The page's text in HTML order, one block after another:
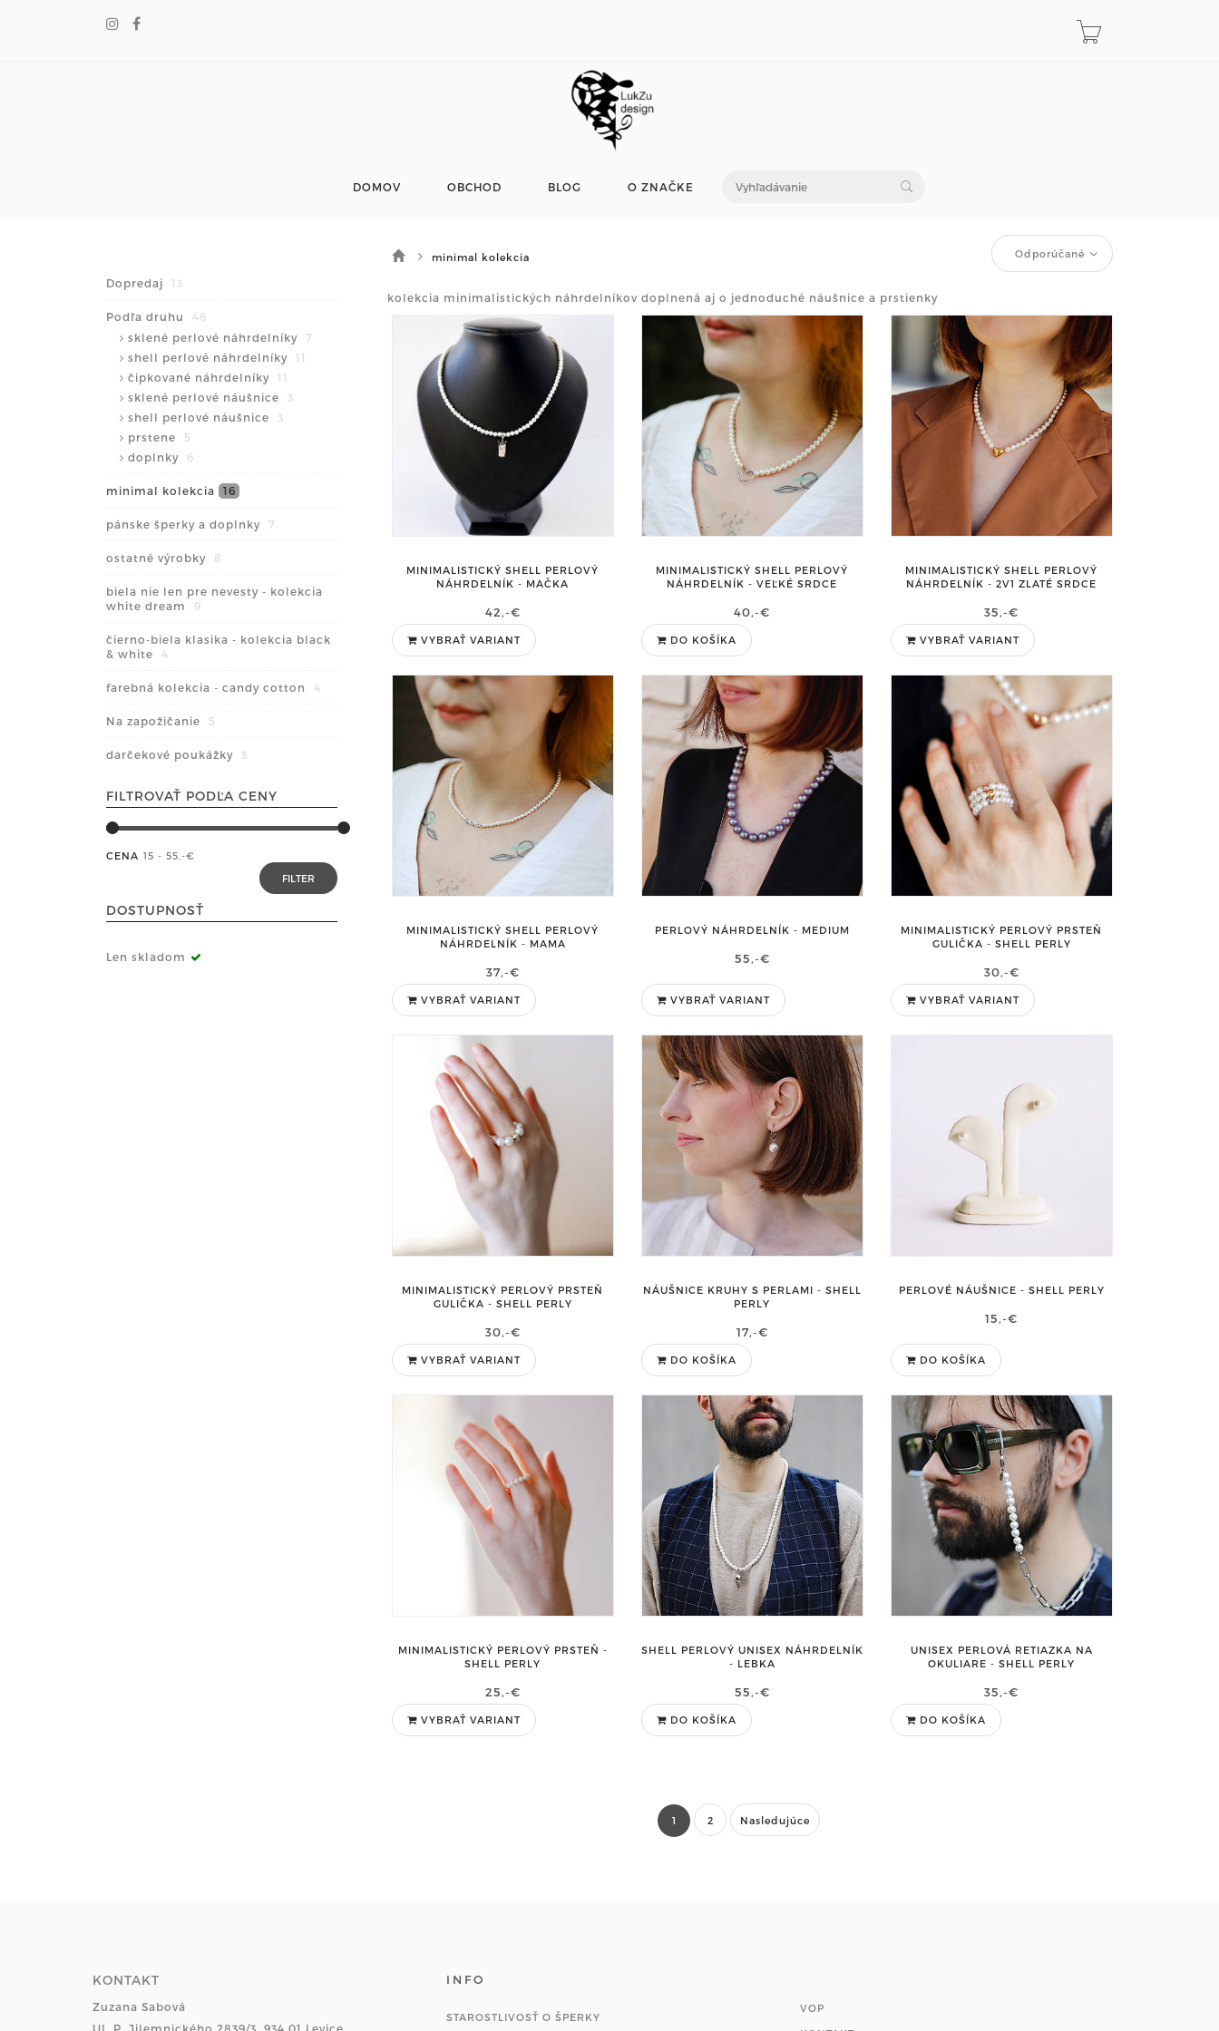
DOMOV OBCHOD BLOG O ZNAČKE
Dopredaj 13
Podľa druhu
46
sklené perlové náhrdelníky
7
shell perlové náhrdelníky
11
čipkované náhrdelníky
11
sklené perlové náušnice
3
shell perlové náušnice
3
prstene
5
doplnky
6
minimal kolekcia 16
pánske šperky a doplnky 7
ostatné výrobky 8
biela nie len pre nevesty - kolekcia
white dream
9
čierno-biela klasika - kolekcia black
& white
4
farebná kolekcia - candy cotton 4
Na zapožičanie 5
darčekové poukážky 3
FILTROVAŤ PODĽA CENY
CENA 15 - 55 ,-€
DOSTUPNOSŤ
Len skladom
minimal kolekcia Odporúčané
kolekcia minimalistických náhrdelníkov doplnená aj o jednoduché náušnice a prstienky
MINIMALISTICKÝ SHELL PERLOVÝ
NÁHRDELNÍK - MAČKA
42,-€
VYBRAŤ VARIANT
MINIMALISTICKÝ SHELL PERLOVÝ
NÁHRDELNÍK - VEĽKÉ SRDCE
40,-€
DO KOŠÍKA
MINIMALISTICKÝ SHELL PERLOVÝ
NÁHRDELNÍK - 2V1 ZLATÉ SRDCE
35,-€
VYBRAŤ VARIANT
MINIMALISTICKÝ SHELL PERLOVÝ
NÁHRDELNÍK - MAMA
37,-€
VYBRAŤ VARIANT
PERLOVÝ NÁHRDELNÍK - MEDIUM
55,-€
VYBRAŤ VARIANT
MINIMALISTICKÝ PERLOVÝ PRSTEŇ
GULIČKA - SHELL PERLY
30,-€
VYBRAŤ VARIANT
MINIMALISTICKÝ PERLOVÝ PRSTEŇ
GULIČKA - SHELL PERLY
30,-€
VYBRAŤ VARIANT
NÁUŠNICE KRUHY S PERLAMI - SHELL
PERLY
17,-€
DO KOŠÍKA
PERLOVÉ NÁUŠNICE - SHELL PERLY
15,-€
DO KOŠÍKA
MINIMALISTICKÝ PERLOVÝ PRSTEŇ -
SHELL PERLY
25,-€
VYBRAŤ VARIANT
SHELL PERLOVÝ UNISEX NÁHRDELNÍK
- LEBKA
55,-€
DO KOŠÍKA
UNISEX PERLOVÁ RETIAZKA NA
OKULIARE - SHELL PERLY
35,-€
DO KOŠÍKA
1 2 Nasledujúce
KONTAKT
Zuzana Sabová
Ul. P. Jilemnického 2839/3, 934 01 Levice
INFO
STAROSTLIVOSŤ O ŠPERKY
VOP